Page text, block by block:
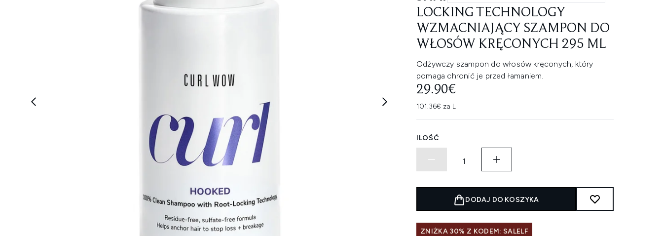
LOCKING TECHNOLOGY
WZMACNIAJĄCY SZAMPON DO
WŁOSÓW KRĘCONYCH 295 ML
Odżywczy szampon do włosów kręconych, który
pomaga chronić je przed łamaniem.
29.90€
101.36€ za L
ILOŚĆ
DODAJ DO KOSZYKA
ZNIŻKA 30% Z KODEM: SALELF